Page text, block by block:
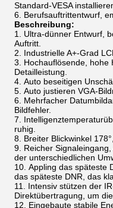
Standard-VESA
Berufsauftrittentwurf,
Beschreibung:
Ultra-dünner Entwurf,
Auftritt.
Industrielle A+-Grad
Hochauflösende, hohe
Detailleistung.
Auto beseitigen
Auto justieren VGA-
Mehrfacher
Bildfehler.
ruhig.
Breiter Blickwinkel
Reicher
der unterschiedlichen
Appling das späteste
das späteste DNR, das
Intensiv stützen der
Direktübertragung, um
Eingebaute stabile